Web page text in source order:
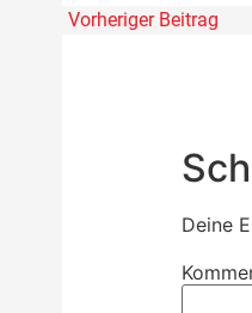
Vorheriger Beitrag
Deine